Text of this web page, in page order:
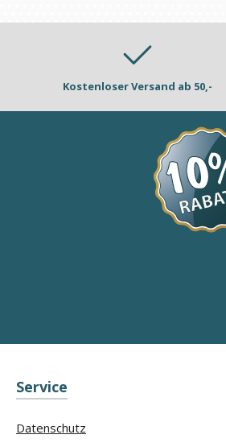
Kostenloser Versand ab 50,-
Service
Datenschutz